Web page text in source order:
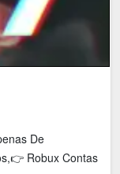
De
Robux Contas